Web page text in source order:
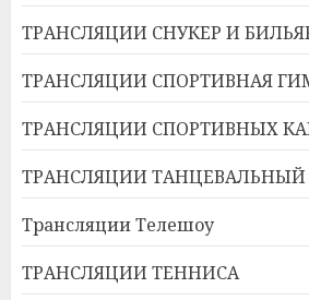
ТРАНСЛЯЦИИ СНУКЕР И
ТРАНСЛЯЦИИ СПОРТИВНАЯ
ТРАНСЛЯЦИИ СПОРТИВНЫХ
ТРАНСЛЯЦИИ ТАНЦЕВАЛЬНЫЙ
Трансляции Телешоу
ТРАНСЛЯЦИИ ТЕННИСА